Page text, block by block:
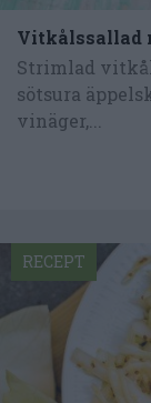
Vitkålssallad
Strimlad
sötsura
vinäger,...
RECEPT